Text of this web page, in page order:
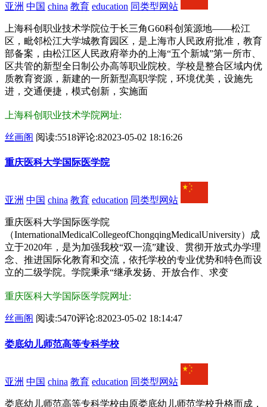
亚洲 中国 china 教育 education 同类型网站
上海科创职业技术学院位于长三角G60科创策源地——松江
区，毗邻松江大学城教育园区，是上海市人民政府批准，教育
部备案，由松江区人民政府举办的上海“五个新城”第一所市、
区共管的新型全日制公办高等职业院校。学校是整合区域内优
质教育资源，新建的一所新型高职学院，环境优美，设施先
进，交通便捷，模式创新，实施面
上海科创职业技术学院网址:
丝画阁 阅读:5518评论:82023-05-02 18:16:26
重庆医科大学国际医学院
亚洲 中国 china 教育 education 同类型网站
重庆医科大学国际医学院
（InternationalMedicalCollegeofChongqingMedicalUniversity）成
立于2020年，是为加强我校“双一流”建设、贯彻开放式办学理
念、推进国际化教育和交流，依托学校的专业优势和特色而设
立的二级学院。学院秉承“继承发扬、开放合作、求变
重庆医科大学国际医学院网址:
丝画阁 阅读:5470评论:82023-05-02 18:14:47
娄底幼儿师范高等专科学校
亚洲 中国 china 教育 education 同类型网站
娄底幼儿师范高等专科学校由原娄底幼儿师范学校升格而成，